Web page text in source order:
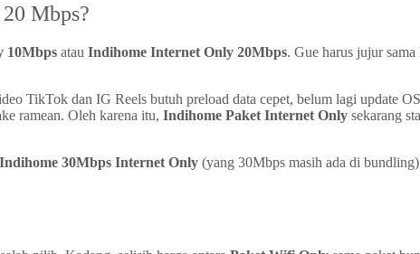
Mbps?
10Mbps atau Indihome Internet Only 20Mbps. Gue harus jujur
TikTok dan IG Reels butuh preload data cepet, belum lagi update
ramean. Oleh karena itu, Indihome Paket Internet Only sekarang
30Mbps Internet Only (yang 30Mbps masih ada di